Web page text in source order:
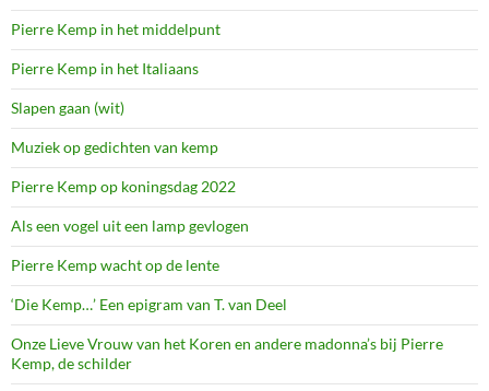
Pierre Kemp in het middelpunt
Pierre Kemp in het Italiaans
Slapen gaan (wit)
Muziek op gedichten van kemp
Pierre Kemp op koningsdag 2022
Als een vogel uit een lamp gevlogen
Pierre Kemp wacht op de lente
‘Die Kemp…’ Een epigram van T. van Deel
Onze Lieve Vrouw van het Koren en andere madonna’s bij Pierre
Kemp, de schilder